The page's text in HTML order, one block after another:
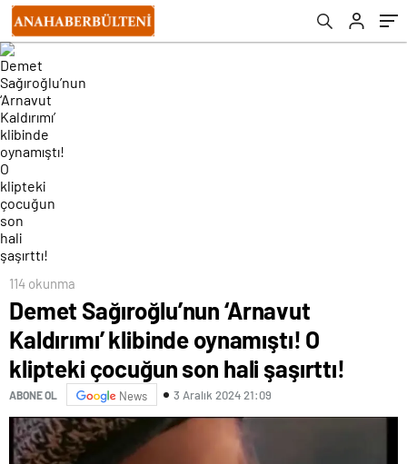
hali şaşırttı!
114 okunma
Demet Sağıroğlu’nun ‘Arnavut
Kaldırımı’ klibinde oynamıştı! O
klipteki çocuğun son hali şaşırttı!
ABONE OL News 3 Aralık 2024 21:09